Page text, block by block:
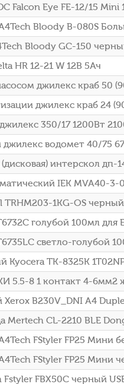
Falcon Eye FE-12/15 Mini
Bloody B-080S
Bloody GC-150
HR 12-21 W 12В 5Ач
джилекс краб 50
джилекс краб 24
350/17 1200Вт
водомет 40/75
интерскол дп-
IEK MVA40-
TRHM203-1KG-OS
голубой 100мл для
светло-голубой
Kyocera TK-8325K
5.5-8 1 контакт 4-6мм2
B230V_DNI A4
Mertech CL-2210 BLE
FStyler FP25 Мини
FStyler FP25 Мини
Fstyler FBX50C черный